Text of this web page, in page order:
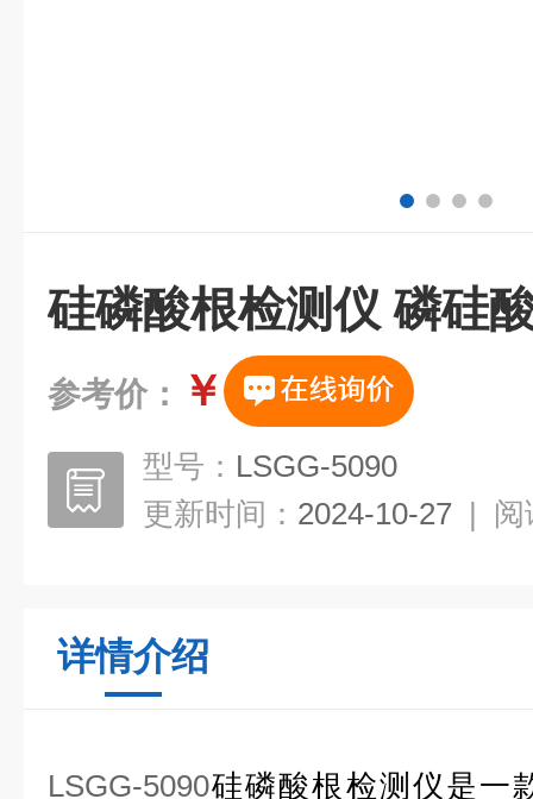
硅磷酸根检测仪 磷硅
参考价： ￥
型号： LSGG-5090
更新时间： 2024-10-27 | 阅
详情介绍
LSGG-5090硅磷酸根检测仪是一